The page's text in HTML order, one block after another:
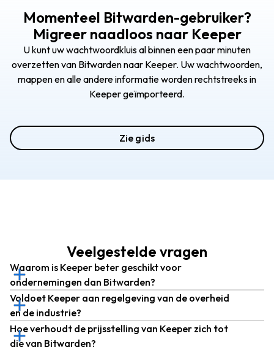
Momenteel Bitwarden-gebruiker?
Migreer naadloos naar Keeper
U kunt uw wachtwoordkluis al binnen een paar minuten
overzetten van Bitwarden naar Keeper. Uw wachtwoorden,
mappen en alle andere informatie worden rechtstreeks in
Keeper geïmporteerd.
Zie gids
Veelgestelde vragen
Waarom is Keeper beter geschikt voor
ondernemingen dan Bitwarden?
Voldoet Keeper aan regelgeving van de overheid
en de industrie?
Hoe verhoudt de prijsstelling van Keeper zich tot
die van Bitwarden?